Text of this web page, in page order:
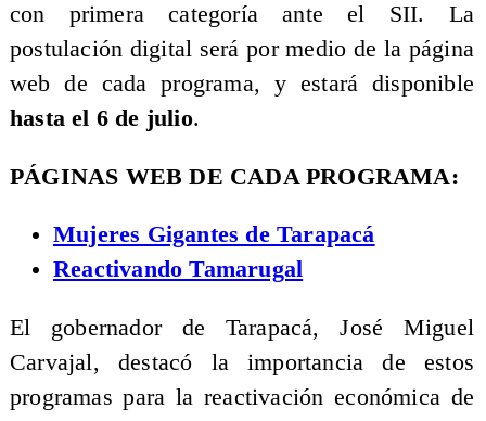
con primera categoría ante el SII. La
postulación digital será por medio de la página
web de cada programa, y estará disponible
hasta el 6 de julio.
PÁGINAS WEB DE CADA PROGRAMA:
​Mujeres Gigantes de Tarapacá
Reactivando Tamarugal
El gobernador de Tarapacá, José Miguel
Carvajal, destacó la importancia de estos
programas para la reactivación económica de